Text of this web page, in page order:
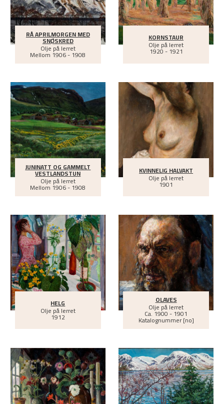
RÅ APRILMORGEN MED
SNØSKRED
Olje på lerret
Mellom 1906 - 1908
KORNSTAUR
Olje på lerret
1920 - 1921
JUNINATT OG GAMMELT
VESTLANDSTUN
Olje på lerret
Mellom 1906 - 1908
KVINNELIG HALVAKT
Olje på lerret
1901
HELG
Olje på lerret
1912
OLAVES
Olje på lerret
Ca.1900 - 1901
Katalognummer [no]